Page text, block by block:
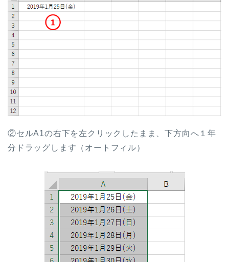
②セルA1の右下を左クリックしたまま、下方向へ１年
分ドラッグします（オートフィル）